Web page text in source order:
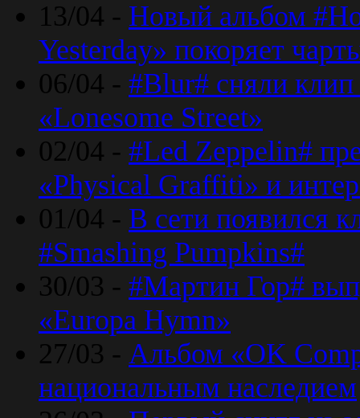
13/04 - Новый альбом
Yesterday» покоряет
06/04 - #Blur# сняли клип
«Lonesome Street»
02/04 - #Led Zeppelin#
«Physical Graffiti» и
01/04 - В сети появился
#Smashing Pumpkins#
30/03 - #Мартин Гор#
«Europa Hymn»
27/03 - Альбом «OK
национальным наследием